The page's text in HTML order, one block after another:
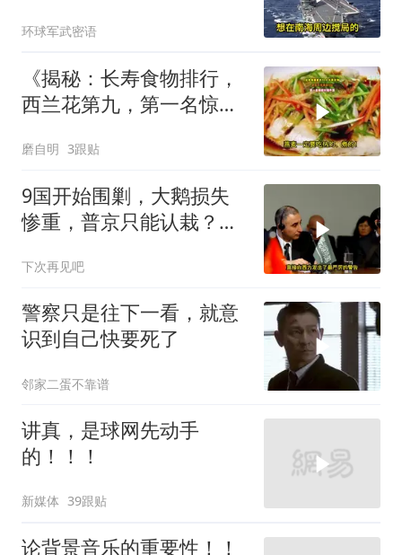
环球军武密语
《揭秘：长寿食物排行，
西兰花第九，第一名惊
磨自明 3跟贴
9国开始围剿，大鹅损失
惨重，普京只能认栽？俄
下次再见吧
警察只是往下一看，就意
识到自己快要死了
邻家二蛋不靠谱
讲真，是球网先动手
的！！！
新媒体 39跟贴
论背景音乐的重要性！！